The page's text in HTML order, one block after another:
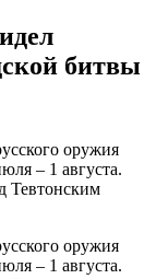
битвы
оружия
– 1 августа.
Тевтонским
оружия
– 1 августа.